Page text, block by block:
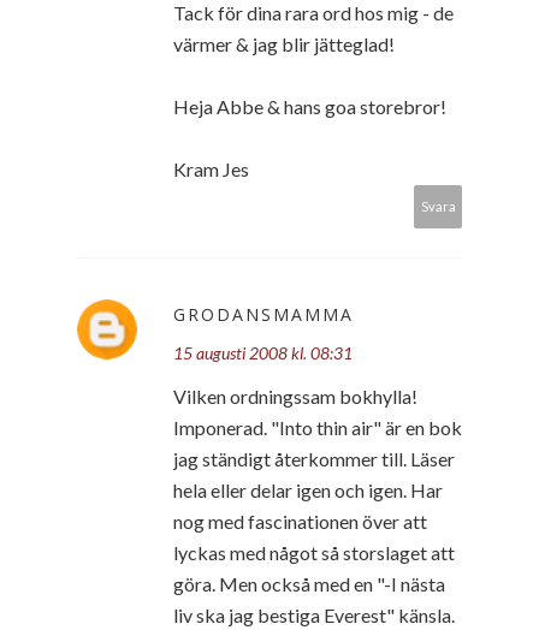
Tack för dina rara ord hos mig - de
värmer & jag blir jätteglad!
Heja Abbe & hans goa storebror!
Kram Jes
Svara
GRODANSMAMMA
15 augusti 2008 kl. 08:31
Vilken ordningssam bokhylla!
Imponerad. "Into thin air" är en bok
jag ständigt återkommer till. Läser
hela eller delar igen och igen. Har
nog med fascinationen över att
lyckas med något så storslaget att
göra. Men också med en "-I nästa
liv ska jag bestiga Everest" känsla.